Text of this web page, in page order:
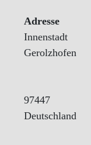
Adresse
Innenstadt
Gerolzhofen
97447
Deutschland